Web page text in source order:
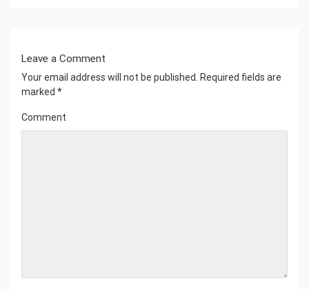
Leave a Comment
Your email address will not be published.
Required fields are
marked *
Comment